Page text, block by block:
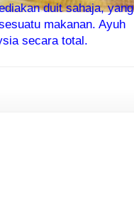
duit sahaja, yang
makanan. Ayuh
secara total.